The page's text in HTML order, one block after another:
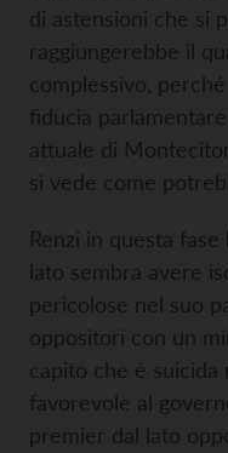
di astensioni che si
raggiungerebbe il
complessivo,
fiducia
attuale di
si vede come
Renzi in questa
lato sembra avere
pericolose nel suo
oppositori con un
capito che è
favorevole al
premier dal lato